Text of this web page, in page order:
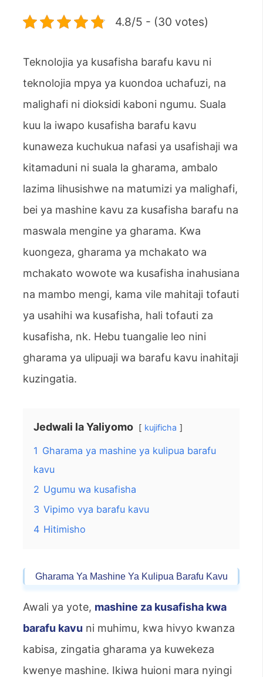
4.8/5 - (30 votes)
Teknolojia ya kusafisha barafu kavu ni
teknolojia mpya ya kuondoa uchafuzi, na
malighafi ni dioksidi kaboni ngumu. Suala
kuu la iwapo kusafisha barafu kavu
kunaweza kuchukua nafasi ya usafishaji wa
kitamaduni ni suala la gharama, ambalo
lazima lihusishwe na matumizi ya malighafi,
bei ya mashine kavu za kusafisha barafu na
maswala mengine ya gharama. Kwa
kuongeza, gharama ya mchakato wa
mchakato wowote wa kusafisha inahusiana
na mambo mengi, kama vile mahitaji tofauti
ya usahihi wa kusafisha, hali tofauti za
kusafisha, nk. Hebu tuangalie leo nini
gharama ya ulipuaji wa barafu kavu inahitaji
kuzingatia.
Jedwali la Yaliyomo kujificha
1 Gharama ya mashine ya kulipua barafu
kavu
2 Ugumu wa kusafisha
3 Vipimo vya barafu kavu
4 Hitimisho
Gharama Ya Mashine Ya Kulipua Barafu Kavu
Awali ya yote, mashine za kusafisha kwa
barafu kavu ni muhimu, kwa hivyo kwanza
kabisa, zingatia gharama ya kuwekeza
kwenye mashine. Ikiwa huioni mara nyingi